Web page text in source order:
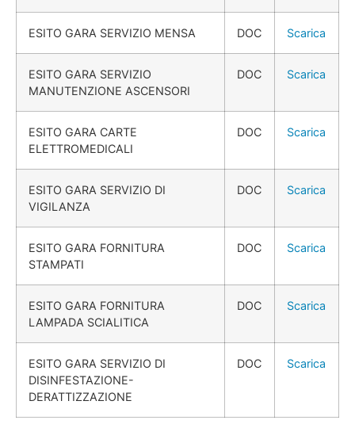
ESITO GARA SERVIZIO MENSA DOC Scarica
ESITO GARA SERVIZIO
MANUTENZIONE ASCENSORI
DOC Scarica
ESITO GARA CARTE
ELETTROMEDICALI
DOC Scarica
ESITO GARA SERVIZIO DI
VIGILANZA
DOC Scarica
ESITO GARA FORNITURA
STAMPATI
DOC Scarica
ESITO GARA FORNITURA
LAMPADA SCIALITICA
DOC Scarica
ESITO GARA SERVIZIO DI
DISINFESTAZIONE-
DERATTIZZAZIONE
DOC Scarica